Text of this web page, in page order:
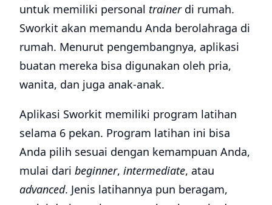
untuk memiliki personal trainerdi rumah.
Sworkit akan memandu Anda berolahraga di
rumah. Menurut pengembangnya, aplikasi
buatan mereka bisa digunakan oleh pria,
wanita, dan juga anak-anak.
Aplikasi Sworkit memiliki program latihan
selama 6 pekan. Program latihan ini bisa
Anda pilih sesuai dengan kemampuan Anda,
mulai dari beginner, intermediate, atau
advanced. Jenis latihannya pun beragam,